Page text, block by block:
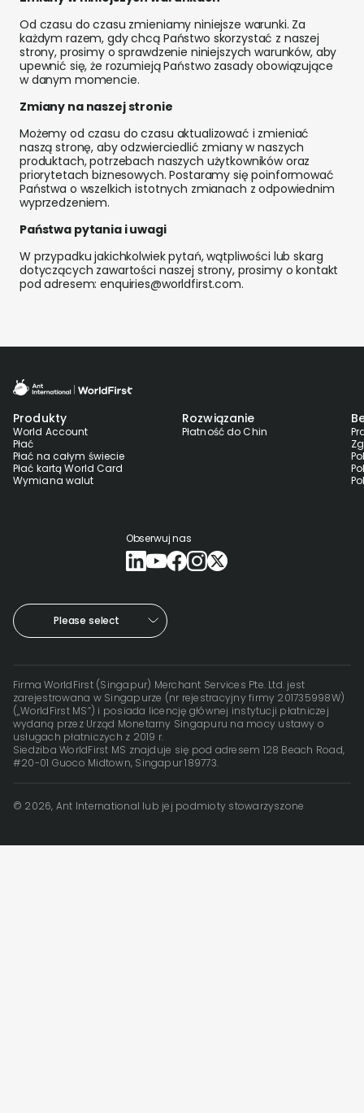
Od czasu do czasu zmieniamy niniejsze warunki. Za
każdym razem, gdy chcą Państwo skorzystać z naszej
strony, prosimy o sprawdzenie niniejszych warunków, aby
upewnić się, że rozumieją Państwo zasady obowiązujące
w danym momencie.
Zmiany na naszej stronie
Możemy od czasu do czasu aktualizować i zmieniać
naszą stronę, aby odzwierciedlić zmiany w naszych
produktach, potrzebach naszych użytkowników oraz
priorytetach biznesowych. Postaramy się poinformować
Państwa o wszelkich istotnych zmianach z odpowiednim
wyprzedzeniem.
Państwa pytania i uwagi
W przypadku jakichkolwiek pytań, wątpliwości lub skarg
dotyczących zawartości naszej strony, prosimy o kontakt
pod adresem:enquiries@worldfirst.com.
Produkty
World Account
Płać
Płać na całym świecie
Płać kartą World Card
Wymiana walut
Rozwiązanie
Płatność do Chin
Obserwuj nas
Please select
Firma WorldFirst (Singapur) Merchant Services Pte. Ltd. jest
zarejestrowana w Singapurze (nr rejestracyjny firmy 201735998W)
(„WorldFirst MS”) i posiada licencję głównej instytucji płatniczej
wydaną przez Urząd Monetarny Singapuru na mocy ustawy o
usługach płatniczych z 2019 r.
Siedziba WorldFirst MS znajduje się pod adresem 128 Beach Road,
#20-01 Guoco Midtown, Singapur 189773.
© 2026, Ant International lub jej podmioty stowarzyszone